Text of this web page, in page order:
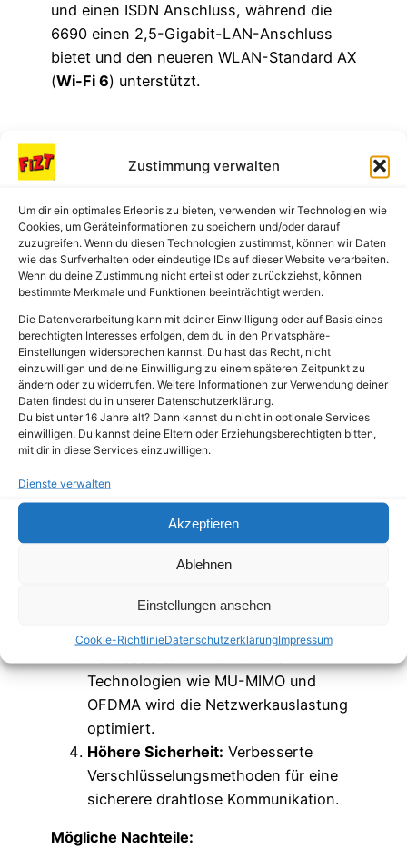
Zustimmung verwalten
Um dir ein optimales Erlebnis zu bieten, verwenden wir Technologien wie
Cookies, um Geräteinformationen zu speichern und/oder darauf
zuzugreifen. Wenn du diesen Technologien zustimmst, können wir Daten
wie das Surfverhalten oder eindeutige IDs auf dieser Website verarbeiten.
Wenn du deine Zustimmung nicht erteilst oder zurückziehst, können
bestimmte Merkmale und Funktionen beeinträchtigt werden.
Die Datenverarbeitung kann mit deiner Einwilligung oder auf Basis eines
berechtigten Interesses erfolgen, dem du in den Privatsphäre-
Einstellungen widersprechen kannst. Du hast das Recht, nicht
einzuwilligen und deine Einwilligung zu einem späteren Zeitpunkt zu
ändern oder zu widerrufen. Weitere Informationen zur Verwendung deiner
Daten findest du in unserer Datenschutzerklärung.
Du bist unter 16 Jahre alt? Dann kannst du nicht in optionale Services
einwilligen. Du kannst deine Eltern oder Erziehungsberechtigten bitten,
mit dir in diese Services einzuwilligen.
Dienste verwalten
Akzeptieren
Ablehnen
Einstellungen ansehen
Cookie-RichtlinieDatenschutzerklärungImpressum
und einen ISDN Anschluss, während die
6690 einen 2,5-Gigabit-LAN-Anschluss
bietet und den neueren WLAN-Standard AX
(Wi-Fi 6) unterstützt.
WLAN 802.11 ax
(Wi-Fi 6)
Fritzbox 6690bietet einen neueren WLAN
Standard 802.11 ax, der als Wi-Fi-6
Das ist die neueste Generation von
drahtlosen Netzwerkstandards. Hier sind
einige Vorteile und mögliche Nachteile:
Vorteile von Wi-Fi 6:
Schnellere drahtlose Verbindungen
und bessere Leistung in überfüllten
Netzwerken.
Bessere Leistung in dichten
für den Einsatz in Bereichen mit
vielen drahtlosen Geräten.
Technologien wie MU-MIMO und
OFDMA wird die Netzwerkauslastung
optimiert.
Höhere Sicherheit: Verbesserte
Verschlüsselungsmethoden für eine
sicherere drahtlose Kommunikation.
Mögliche Nachteile: